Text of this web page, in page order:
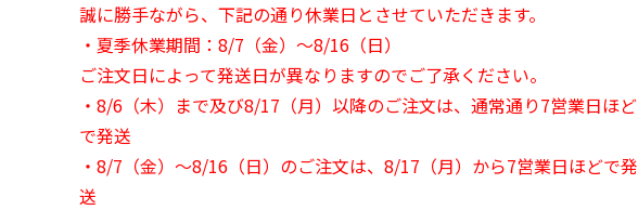
誠に勝手ながら、下記の通り休業日とさせていただきます。
・夏季休業期間：8/7（金）～8/16（日）
ご注文日によって発送日が異なりますのでご了承ください。
・8/6（木）まで及び8/17（月）以降のご注文は、通常通り7営業日ほど
で発送
・8/7（金）～8/16（日）のご注文は、8/17（月）から7営業日ほどで発
送